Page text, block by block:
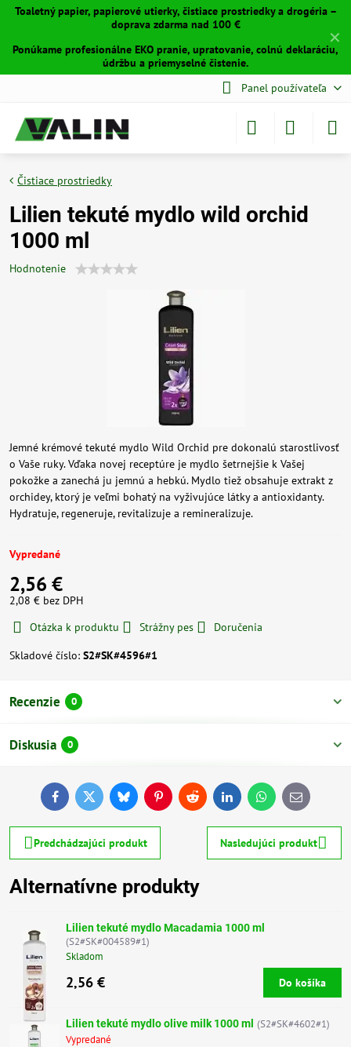
✕
Toaletný papier, papierové utierky, čistiace prostriedky a drogéria –
doprava zdarma nad 100 €
Ponúkame profesionálne EKO pranie, upratovanie, colnú deklaráciu,
údržbu a priemyselné čistenie.
Panel používateľa
Čistiace prostriedky
Lilien tekuté mydlo wild orchid
1000 ml
Hodnotenie
Jemné krémové tekuté mydlo Wild Orchid pre dokonalú starostlivosť
o Vaše ruky. Vďaka novej receptúre je mydlo šetrnejšie k Vašej
pokožke a zanechá ju jemnú a hebkú. Mydlo tiež obsahuje extrakt z
orchidey, ktorý je veľmi bohatý na vyživujúce látky a antioxidanty.
Hydratuje, regeneruje, revitalizuje a remineralizuje.
Vypredané
2,56 €
2,08 € bez DPH
Otázka k produktu
Strážny pes
Doručenia
Skladové číslo: S2#SK#4596#1
Recenzie 0
Diskusia 0
FacebookTwitterBlueskyPinterestReddit LinkedInWhatsApp
E-
mail
Predchádzajúci produkt Nasledujúci produkt
Alternatívne produkty
Lilien tekuté mydlo Macadamia 1000 ml
(S2#SK#004589#1)
Skladom
2,56 € Do košíka
Lilien tekuté mydlo olive milk 1000 ml (S2#SK#4602#1)
Vypredané